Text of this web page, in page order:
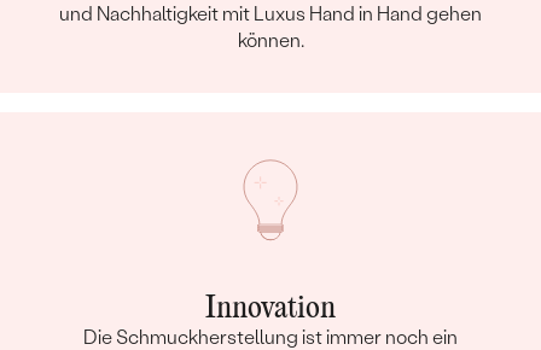
und Nachhaltigkeit mit Luxus Hand in Hand gehen
können.
Innovation
Die Schmuckherstellung ist immer noch ein